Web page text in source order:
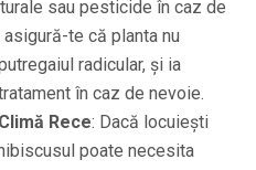
sau pesticide în caz de
te că planta nu
radicular, și ia
în caz de nevoie.
Rece: Dacă locuiești
poate necesita